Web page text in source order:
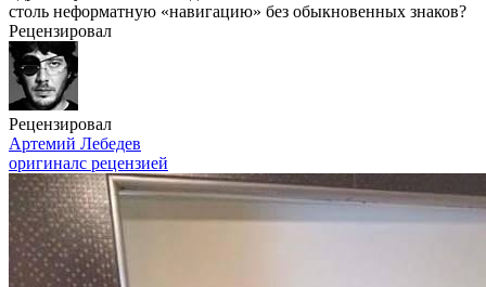
столь неформатную «навигацию» без обыкновенных знаков?
Рецензировал
Рецензировал
Артемий Лебедев
оригиналс рецензией